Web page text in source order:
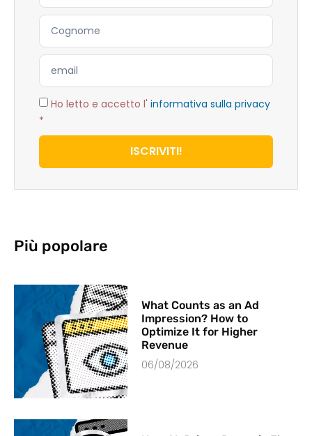
Ho letto e accetto l' informativa sulla privacy
*
ISCRIVITI!
Più popolare
What Counts as an Ad
Impression? How to
Optimize It for Higher
Revenue
06/08/2026